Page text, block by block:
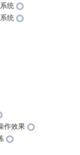
统
统
作效果